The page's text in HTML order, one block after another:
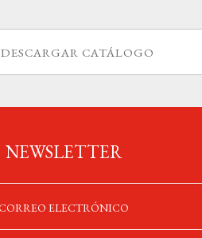
DESCARGAR CATÁLOGO
NEWSLETTER